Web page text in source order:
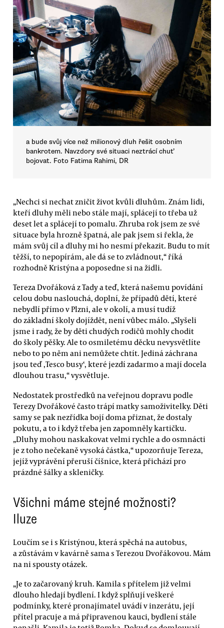
a bude svůj více než milionový dluh řešit osobním
bankrotem. Navzdory své situaci neztrácí chuť
bojovat. Foto Fatima Rahimi, DR
„Nechci si nechat zničit život kvůli dluhům. Znám lidi,
kteří dluhy měli nebo stále mají, splácejí to třeba už
deset let a splácejí to pomalu. Zhruba rok jsem ze své
situace byla hrozně špatná, ale pak jsem si řekla, že
mám svůj cíl a dluhy mi ho nesmí překazit. Budu to mít
těžší, to nepopírám, ale dá se to zvládnout,“ říká
rozhodně Kristýna a poposedne si na židli.
Tereza Dvořáková z Tady a teď, která našemu povídání
celou dobu naslouchá, doplní, že případů dětí, které
nebydlí přímo v Plzni, ale v okolí, a musí tudíž
do základní školy dojíždět, není vůbec málo. „Slyšeli
jsme i rady, že by děti chudých rodičů mohly chodit
do školy pěšky. Ale to osmiletému děcku nevysvětlíte
nebo to po něm ani nemůžete chtít. Jediná záchrana
jsou teď ‚Tesco busy‘, které jezdí zadarmo a mají docela
dlouhou trasu,“ vysvětluje.
Nedostatek prostředků na veřejnou dopravu podle
Terezy Dvořákové často trápí matky samoživitelky. Děti
samy se pak nezřídka bojí doma přiznat, že dostaly
pokutu, a to i když třeba jen zapomněly kartičku.
„Dluhy mohou naskakovat velmi rychle a do osmnácti
je z toho nečekaně vysoká částka,“ upozorňuje Tereza,
jejíž vyprávění přeruší číšnice, která přichází pro
prázdné šálky a skleničky.
Všichni máme stejné možnosti?
Iluze
Loučím se i s Kristýnou, která spěchá na autobus,
a zůstávám v kavárně sama s Terezou Dvořákovou. Mám
na ni spousty otázek.
„Je to začarovaný kruh. Kamila s přítelem již velmi
dlouho hledají bydlení. I když splňují veškeré
podmínky, které pronajímatel uvádí v inzerátu, její
přítel pracuje a má připravenou kauci, bydlení stále